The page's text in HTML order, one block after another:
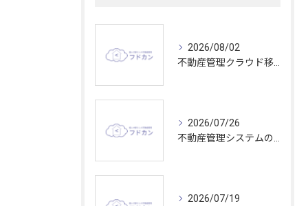
2026/08/02
2026/07/26
2026/07/19